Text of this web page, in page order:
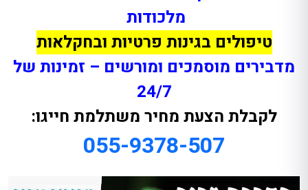
מלכודות
טיפולים בגינות פרטיות ובחקלאות
מדבירים מוסמכים ומורשים – זמינות של
24/7
לקבלת הצעת מחיר משתלמת חייגו:
055-9378-507